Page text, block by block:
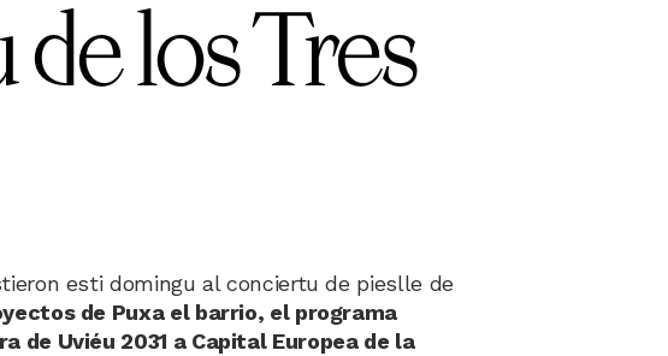
los Tres
esti domingu al conciertu de pieslle de
de Puxa el barrio, el programa
de Uviéu 2031 a Capital Europea de la